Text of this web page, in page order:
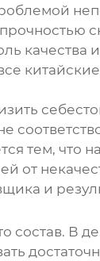
качества
тем, что
от
и
состав. В